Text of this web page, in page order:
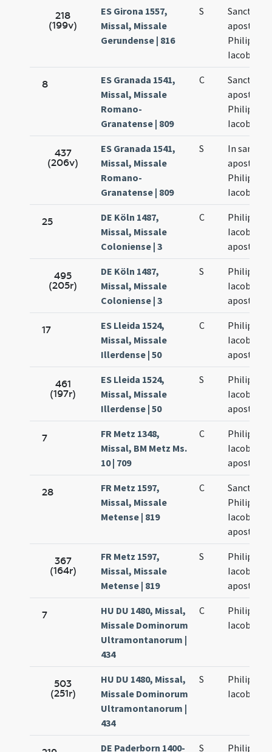
218
(199v)
ES Girona 1557,
Missal, Missale
Gerundense | 816
S
Philippi et
Iacobi
8
ES Granada 1541,
Missal, Missale
Romano-
Granatense | 809
C
Philippi et
Iacobi
437
(206v)
ES Granada 1541,
Missal, Missale
Romano-
Granatense | 809
S
In
Philippi et
Iacobi
25
DE Köln 1487,
Missal, Missale
Coloniense | 3
C
Philippi et
Iacobi
495
(205r)
DE Köln 1487,
Missal, Missale
Coloniense | 3
S
Philippi et
Iacobi
17
ES Lleida 1524,
Missal, Missale
Illerdense | 50
C
Philippi et
Iacobi
461
(197r)
ES Lleida 1524,
Missal, Missale
Illerdense | 50
S
Philippi et
Iacobi
7
FR Metz 1348,
Missal, BM Metz Ms.
10 | 709
C
Philippi et
Iacobi
28
FR Metz 1597,
Missal, Missale
Metense | 819
C
Philippi et
Iacobi
367
(164r)
FR Metz 1597,
Missal, Missale
Metense | 819
S
Philippi et
Iacobi
7
HU DU 1480, Missal,
Missale Dominorum
Ultramontanorum |
434
C
Philippi et
Iacobi
503
(251r)
HU DU 1480, Missal,
Missale Dominorum
Ultramontanorum |
434
S
Philippi et
Iacobi
DE Paderborn 1400- S Philippi et